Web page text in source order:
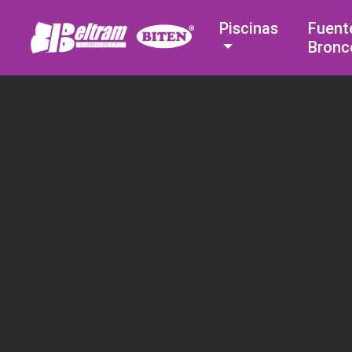
Piscinas